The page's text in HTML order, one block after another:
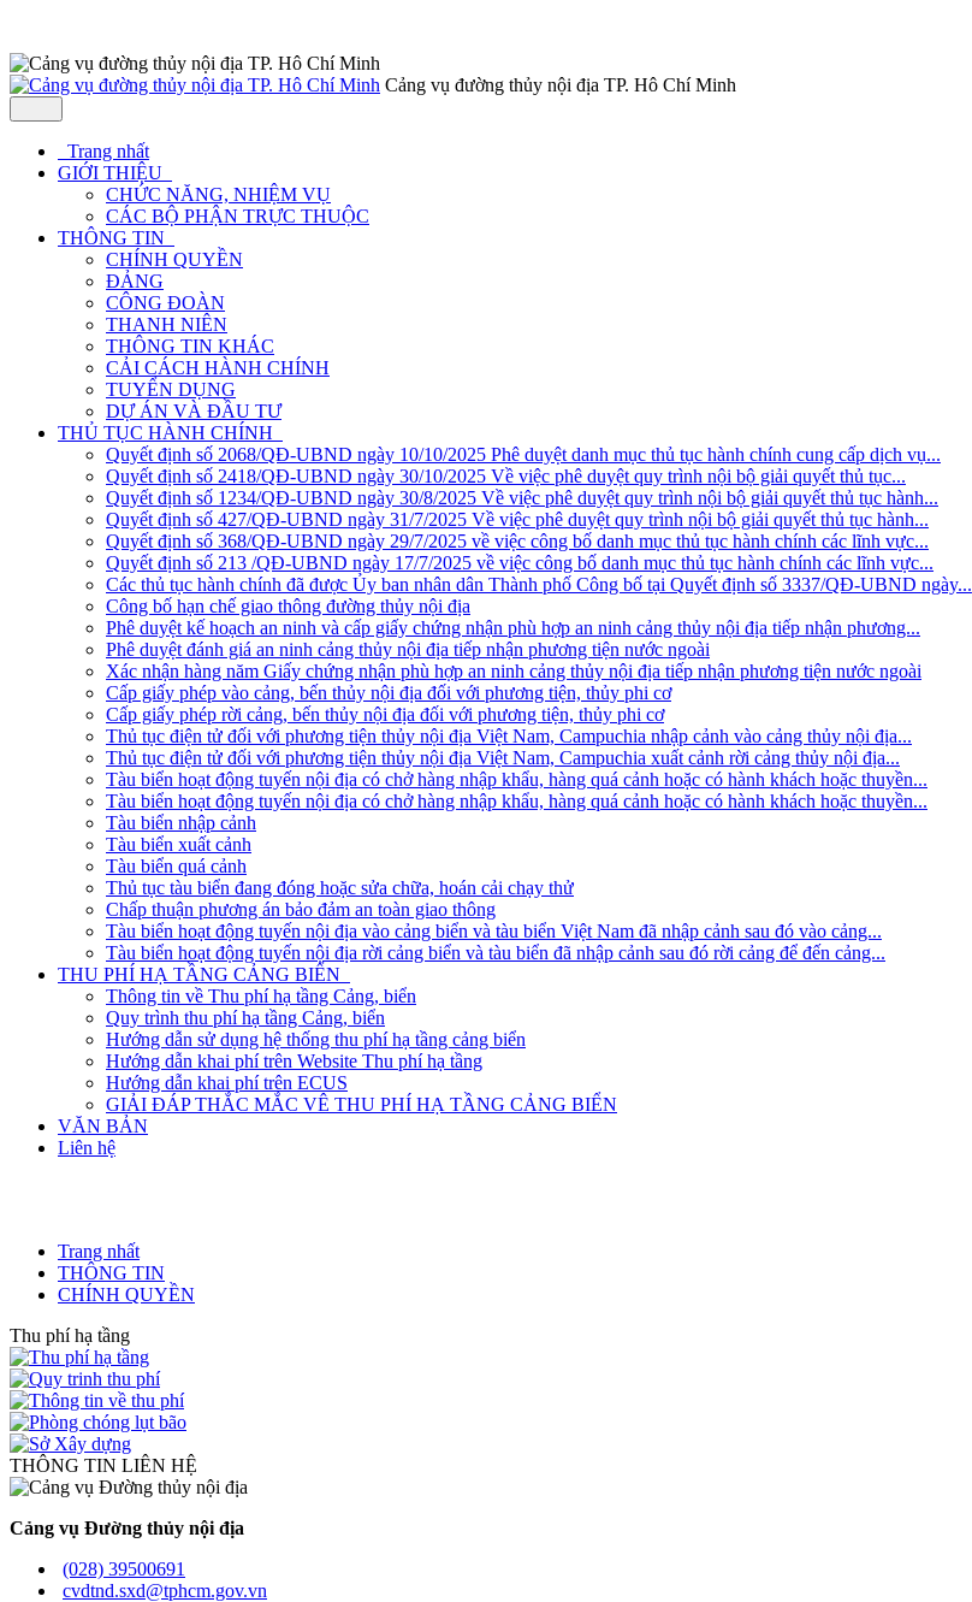
Cảng vụ đường thủy nội địa TP. Hô Chí Minh
Trang nhất
GIỚI THIỆU
CHỨC NĂNG, NHIỆM VỤ
CÁC BỘ PHẬN TRỰC THUỘC
THÔNG TIN
CHÍNH QUYỀN
ĐẢNG
CÔNG ĐOÀN
THANH NIÊN
THÔNG TIN KHÁC
CẢI CÁCH HÀNH CHÍNH
TUYỂN DỤNG
DỰ ÁN VÀ ĐẦU TƯ
THỦ TỤC HÀNH CHÍNH
Quyết định số 2068/QĐ-UBND ngày 10/10/2025 Phê duyệt danh mục thủ tục hành chính cung cấp dịch vụ...
Quyết định số 2418/QĐ-UBND ngày 30/10/2025 Về việc phê duyệt quy trình nội bộ giải quyết thủ tục...
Quyết định số 1234/QĐ-UBND ngày 30/8/2025 Về việc phê duyệt quy trình nội bộ giải quyết thủ tục hành...
Quyết định số 427/QĐ-UBND ngày 31/7/2025 Về việc phê duyệt quy trình nội bộ giải quyết thủ tục hành...
Quyết định số 368/QĐ-UBND ngày 29/7/2025 về việc công bố danh mục thủ tục hành chính các lĩnh vực...
Quyết định số 213 /QĐ-UBND ngày 17/7/2025 về việc công bố danh mục thủ tục hành chính các lĩnh vực...
Các thủ tục hành chính đã được Ủy ban nhân dân Thành phố Công bố tại Quyết định số 3337/QĐ-UBND ngày...
Công bố hạn chế giao thông đường thủy nội địa
Phê duyệt kế hoạch an ninh và cấp giấy chứng nhận phù hợp an ninh cảng thủy nội địa tiếp nhận phương...
Phê duyệt đánh giá an ninh cảng thủy nội địa tiếp nhận phương tiện nước ngoài
Xác nhận hàng năm Giấy chứng nhận phù hợp an ninh cảng thủy nội địa tiếp nhận phương tiện nước ngoài
Cấp giấy phép vào cảng, bến thủy nội địa đối với phương tiện, thủy phi cơ
Cấp giấy phép rời cảng, bến thủy nội địa đối với phương tiện, thủy phi cơ
Thủ tục điện tử đối với phương tiện thủy nội địa Việt Nam, Campuchia nhập cảnh vào cảng thủy nội địa...
Thủ tục điện tử đối với phương tiện thủy nội địa Việt Nam, Campuchia xuất cảnh rời cảng thủy nội địa...
Tàu biển hoạt động tuyến nội địa có chở hàng nhập khẩu, hàng quá cảnh hoặc có hành khách hoặc thuyền...
Tàu biển hoạt động tuyến nội địa có chở hàng nhập khẩu, hàng quá cảnh hoặc có hành khách hoặc thuyền...
Tàu biển nhập cảnh
Tàu biển xuất cảnh
Tàu biển quá cảnh
Thủ tục tàu biển đang đóng hoặc sửa chữa, hoán cải chạy thử
Chấp thuận phương án bảo đảm an toàn giao thông
Tàu biển hoạt động tuyến nội địa vào cảng biển và tàu biển Việt Nam đã nhập cảnh sau đó vào cảng...
Tàu biển hoạt động tuyến nội địa rời cảng biển và tàu biển đã nhập cảnh sau đó rời cảng để đến cảng...
THU PHÍ HẠ TẦNG CẢNG BIỂN
Thông tin về Thu phí hạ tầng Cảng, biển
Quy trình thu phí hạ tầng Cảng, biển
Hướng dẫn sử dụng hệ thống thu phí hạ tầng cảng biển
Hướng dẫn khai phí trên Website Thu phí hạ tầng
Hướng dẫn khai phí trên ECUS
GIẢI ĐÁP THẮC MẮC VÊ THU PHÍ HẠ TẦNG CẢNG BIỂN
VĂN BẢN
Liên hệ
Trang nhất
THÔNG TIN
CHÍNH QUYỀN
Thu phí hạ tầng
THÔNG TIN LIÊN HỆ
Cảng vụ Đường thủy nội địa
(028) 39500691
cvdtnd.sxd@tphcm.gov.vn